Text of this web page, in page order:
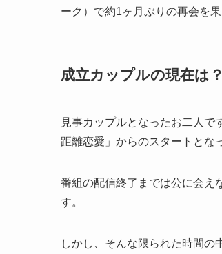
ーク）で約1ヶ月ぶりの再会を果
成立カップルの現在は？
見事カップルとなったお二人で
距離恋愛」からのスタートとな
番組の配信終了までは公に会え
す。
しかし、そんな限られた時間の